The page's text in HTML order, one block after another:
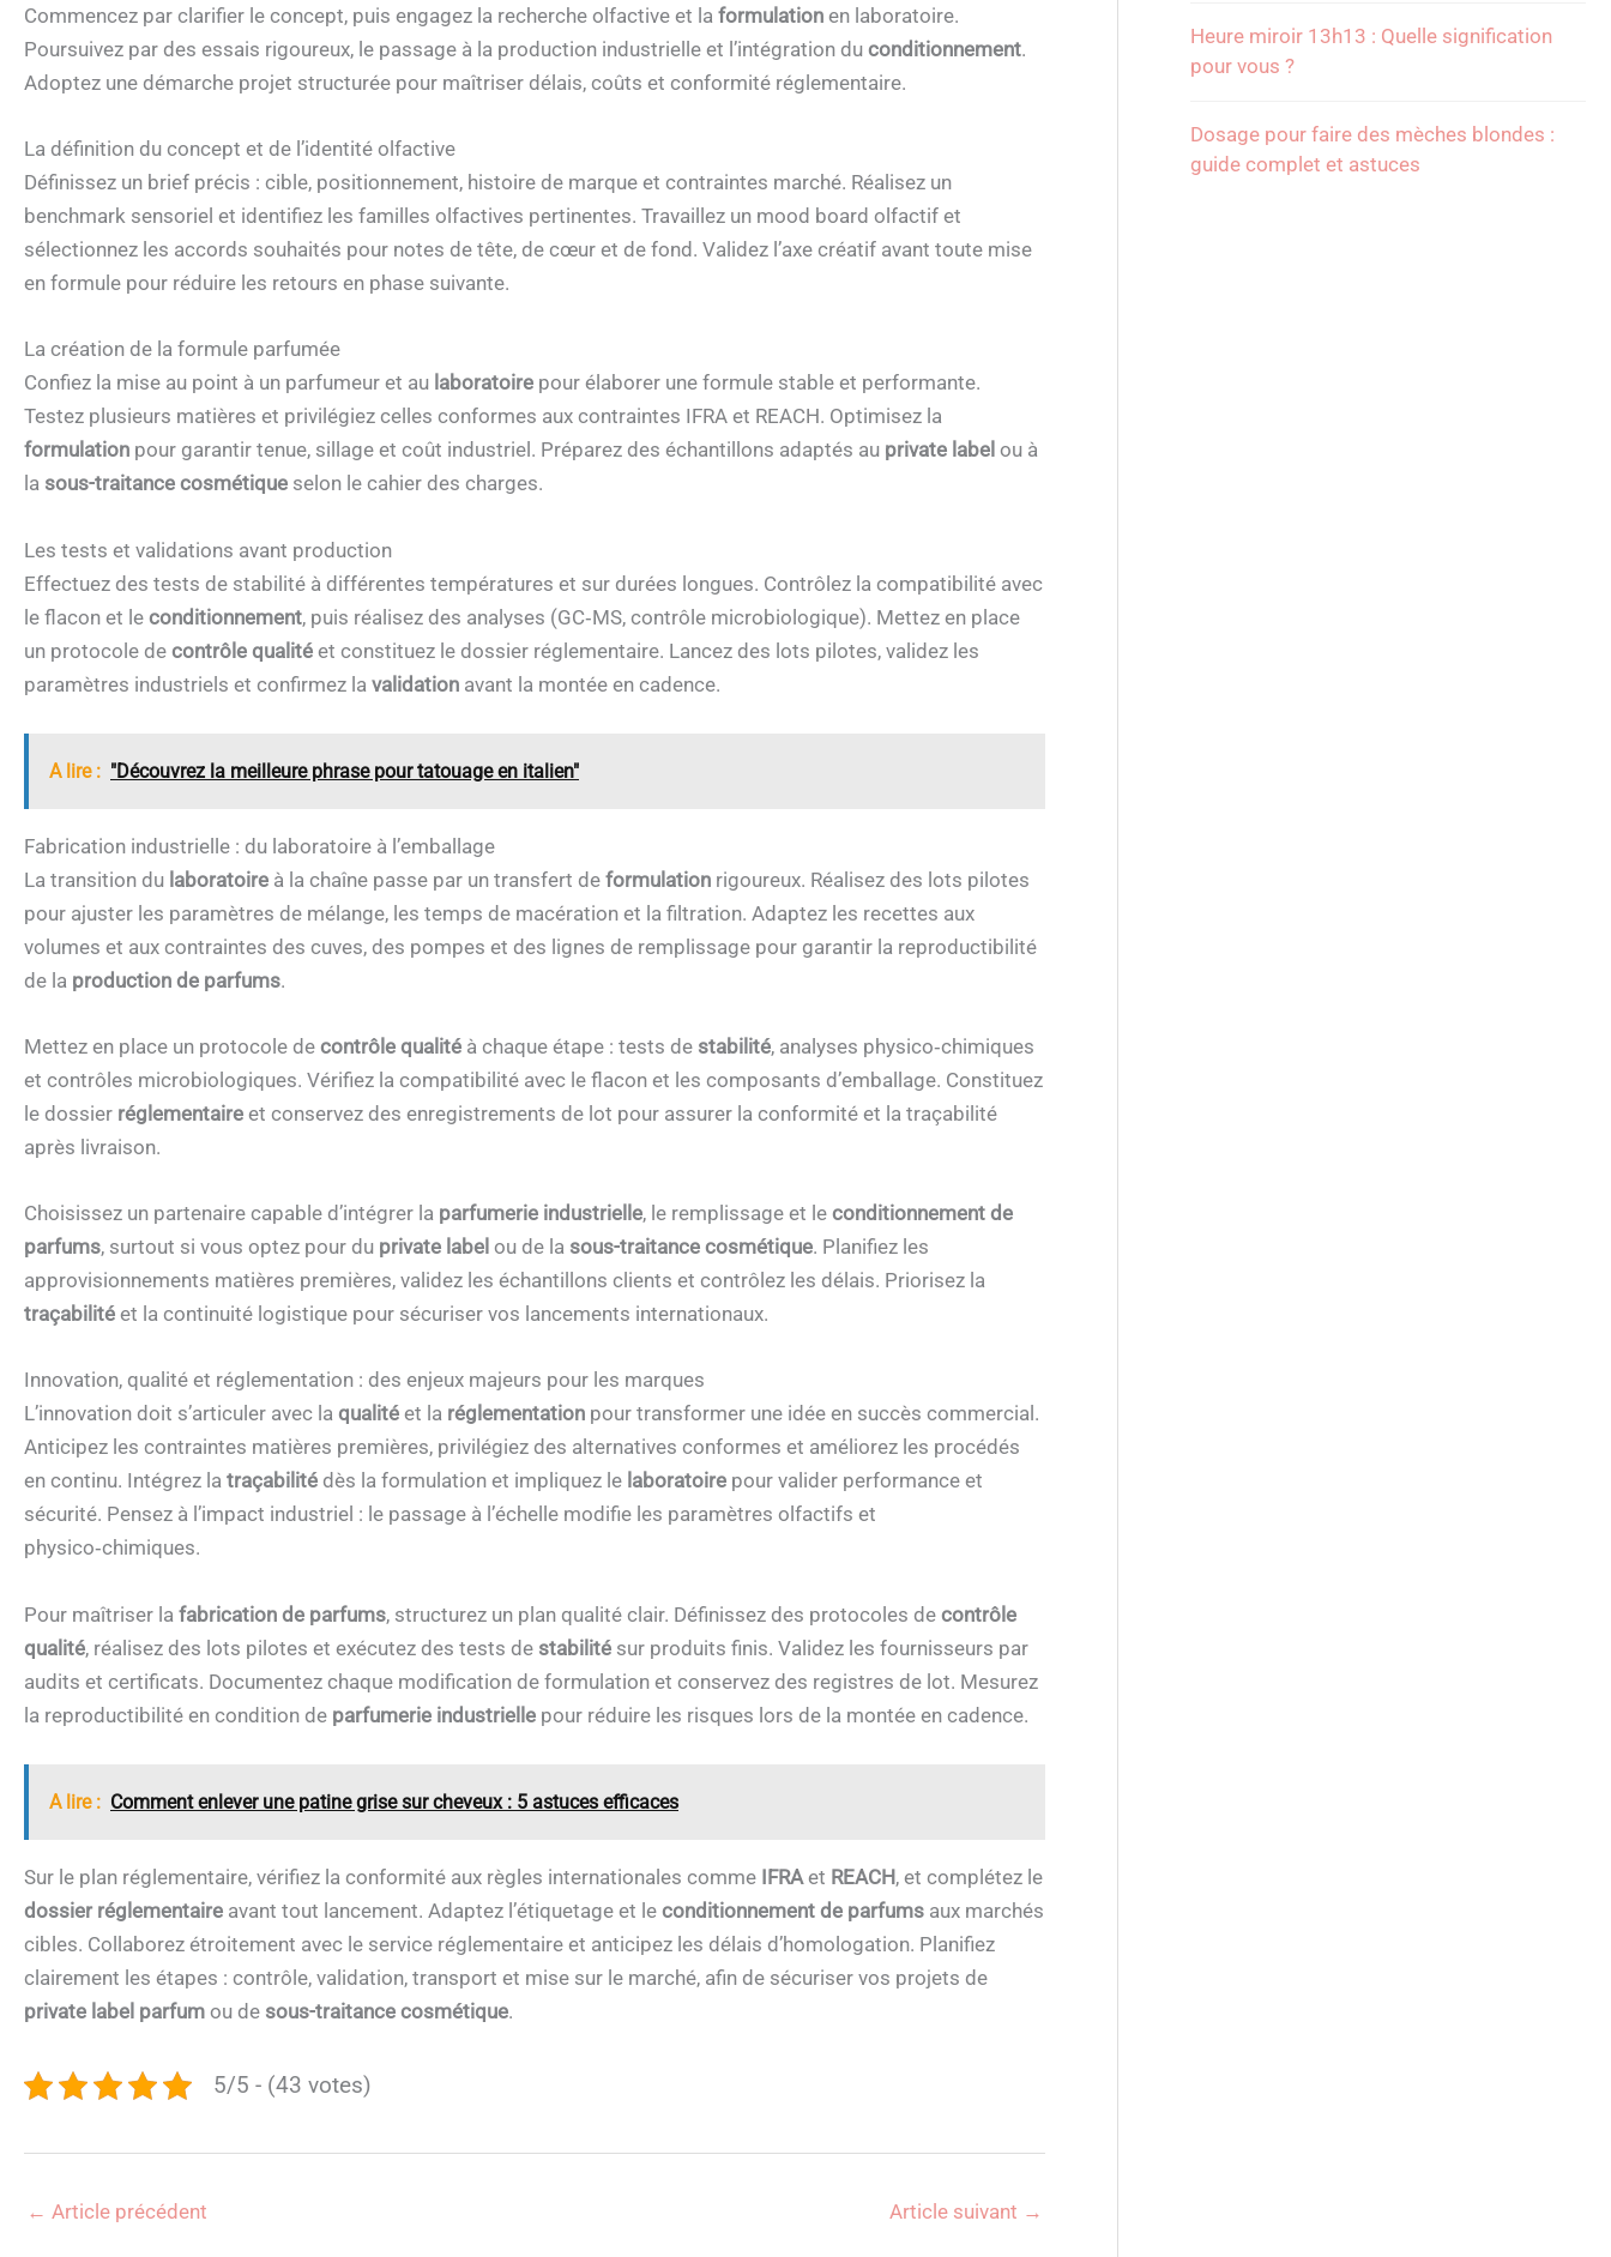
Commencez par clarifier le concept, puis engagez la recherche olfactive et la formulation en laboratoire.
Poursuivez par des essais rigoureux, le passage à la production industrielle et l’intégration du conditionnement.
Adoptez une démarche projet structurée pour maîtriser délais, coûts et conformité réglementaire.
La définition du concept et de l’identité olfactive
Définissez un brief précis : cible, positionnement, histoire de marque et contraintes marché. Réalisez un
benchmark sensoriel et identifiez les familles olfactives pertinentes. Travaillez un mood board olfactif et
sélectionnez les accords souhaités pour notes de tête, de cœur et de fond. Validez l’axe créatif avant toute mise
en formule pour réduire les retours en phase suivante.
La création de la formule parfumée
Confiez la mise au point à un parfumeur et au laboratoire pour élaborer une formule stable et performante.
Testez plusieurs matières et privilégiez celles conformes aux contraintes IFRA et REACH. Optimisez la
formulation pour garantir tenue, sillage et coût industriel. Préparez des échantillons adaptés au private label ou à
la sous-traitance cosmétique selon le cahier des charges.
Les tests et validations avant production
Effectuez des tests de stabilité à différentes températures et sur durées longues. Contrôlez la compatibilité avec
le flacon et le conditionnement, puis réalisez des analyses (GC‑MS, contrôle microbiologique). Mettez en place
un protocole de contrôle qualité et constituez le dossier réglementaire. Lancez des lots pilotes, validez les
paramètres industriels et confirmez la validation avant la montée en cadence.
A lire : "Découvrez la meilleure phrase pour tatouage en italien"
Fabrication industrielle : du laboratoire à l’emballage
La transition du laboratoire à la chaîne passe par un transfert de formulation rigoureux. Réalisez des lots pilotes
pour ajuster les paramètres de mélange, les temps de macération et la filtration. Adaptez les recettes aux
volumes et aux contraintes des cuves, des pompes et des lignes de remplissage pour garantir la reproductibilité
de la production de parfums.
Mettez en place un protocole de contrôle qualité à chaque étape : tests de stabilité, analyses physico‑chimiques
et contrôles microbiologiques. Vérifiez la compatibilité avec le flacon et les composants d’emballage. Constituez
le dossier réglementaire et conservez des enregistrements de lot pour assurer la conformité et la traçabilité
après livraison.
Choisissez un partenaire capable d’intégrer la parfumerie industrielle, le remplissage et le conditionnement de
parfums, surtout si vous optez pour du private label ou de la sous-traitance cosmétique. Planifiez les
approvisionnements matières premières, validez les échantillons clients et contrôlez les délais. Priorisez la
traçabilité et la continuité logistique pour sécuriser vos lancements internationaux.
Innovation, qualité et réglementation : des enjeux majeurs pour les marques
L’innovation doit s’articuler avec la qualité et la réglementation pour transformer une idée en succès commercial.
Anticipez les contraintes matières premières, privilégiez des alternatives conformes et améliorez les procédés
en continu. Intégrez la traçabilité dès la formulation et impliquez le laboratoire pour valider performance et
sécurité. Pensez à l’impact industriel : le passage à l’échelle modifie les paramètres olfactifs et
physico‑chimiques.
Pour maîtriser la fabrication de parfums, structurez un plan qualité clair. Définissez des protocoles de contrôle
qualité, réalisez des lots pilotes et exécutez des tests de stabilité sur produits finis. Validez les fournisseurs par
audits et certificats. Documentez chaque modification de formulation et conservez des registres de lot. Mesurez
la reproductibilité en condition de parfumerie industrielle pour réduire les risques lors de la montée en cadence.
A lire : Comment enlever une patine grise sur cheveux : 5 astuces efficaces
Sur le plan réglementaire, vérifiez la conformité aux règles internationales comme IFRA et REACH, et complétez le
dossier réglementaire avant tout lancement. Adaptez l’étiquetage et le conditionnement de parfums aux marchés
cibles. Collaborez étroitement avec le service réglementaire et anticipez les délais d’homologation. Planifiez
clairement les étapes : contrôle, validation, transport et mise sur le marché, afin de sécuriser vos projets de
private label parfum ou de sous-traitance cosmétique.
5/5 - (43 votes)
← Article précédent Article suivant →
Heure miroir 13h13 : Quelle signification
pour vous ?
Dosage pour faire des mèches blondes :
guide complet et astuces